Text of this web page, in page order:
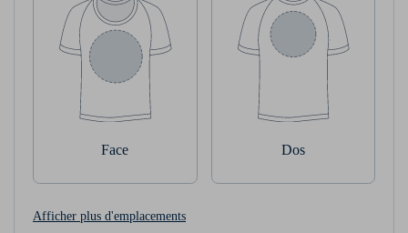
Face Dos
Afficher plus d'emplacements